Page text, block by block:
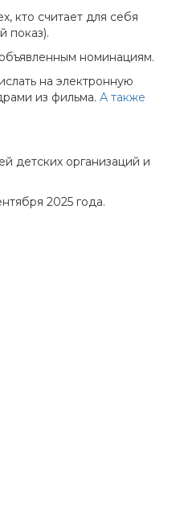
кто считает для себя
показ).
номинациям.
на электронную
из фильма. А также
детских организаций и
2025 года.